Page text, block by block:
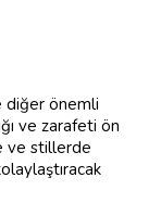
diğer önemli
ve zarafeti ön
ve stillerde